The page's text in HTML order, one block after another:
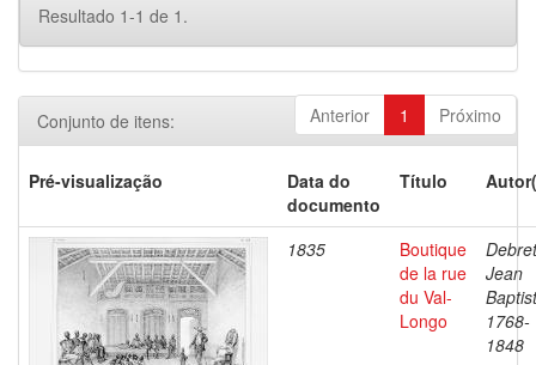
Resultado 1-1 de 1.
Anterior 1 Próximo
Conjunto de itens:
Pré-visualização
Data do
documento
Título
1835
Boutique
de la rue
du Val-
Longo
Jean
1768-
1848